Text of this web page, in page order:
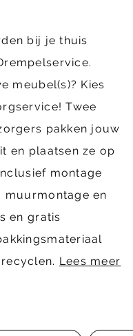
bij je thuis
meubel(s)? Kies
Twee
pakken jouw
en plaatsen ze op
montage
muurmontage en
en gratis
Lees meer